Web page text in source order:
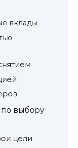
вклады
выбору
цели